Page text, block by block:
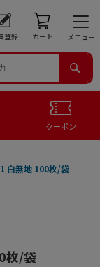
登録 カート メニュー
クーポン
白無地 100枚/袋
枚/袋